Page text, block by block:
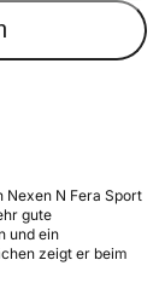
N Fera Sport
gute
und ein
zeigt er beim